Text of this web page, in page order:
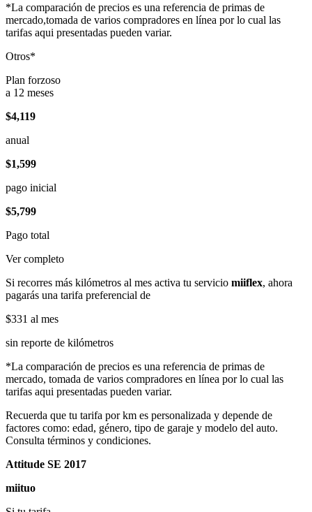
*La comparación de precios es una referencia de primas de
mercado,tomada de varios compradores en línea por lo cual las
tarifas aqui presentadas pueden variar.
Otros*
Plan forzoso
a 12 meses
$4,119
anual
$1,599
pago inicial
$5,799
Pago total
Ver completo
Si recorres más kilómetros al mes activa tu servicio miiflex, ahora
pagarás una tarifa preferencial de
$331 al mes
sin reporte de kilómetros
*La comparación de precios es una referencia de primas de
mercado, tomada de varios compradores en línea por lo cual las
tarifas aqui presentadas pueden variar.
Recuerda que tu tarifa por km es personalizada y depende de
factores como: edad, género, tipo de garaje y modelo del auto.
Consulta términos y condiciones.
Attitude SE 2017
miituo